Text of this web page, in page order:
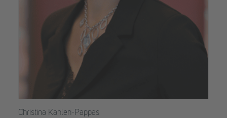
Christina Kahlen-Pappas